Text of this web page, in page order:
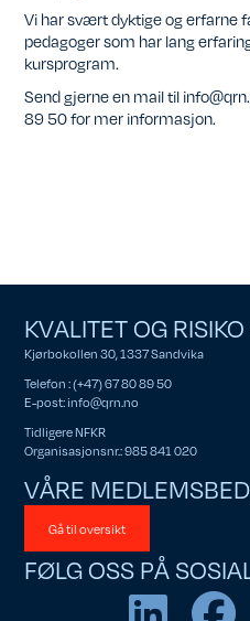
Vi har svært dyktige og erfarne
pedagoger som har lang
kursprogram.
Send gjerne en mail til
89 50 for mer informasjon.
KVALITET OG
Kjørbokollen 30, 1337 Sandvika
Telefon : (+47) 67 80 89 50
E-post:info@qrn.no
Tidligere NFKR
Organisasjonsnr.: 985 841 020
VÅRE
Gå til oversikt
FØLG OSS PÅ